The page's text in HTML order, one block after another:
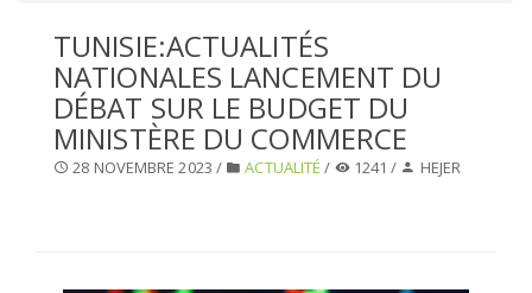
SÉLECTIONNEZ UN DOSSIER
SELECTIONNEZ UNE SECTION
TUNISIE:ACTUALITÉS
NATIONALES LANCEMENT DU
DÉBAT SUR LE BUDGET DU
MINISTÈRE DU COMMERCE
28 NOVEMBRE 2023 / ACTUALITÉ / 1241 / HEJER